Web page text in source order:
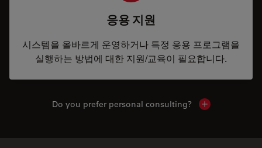
응용 지원
시스템을 올바르게 운영하거나 특정 응용 프로그램을
실행하는 방법에 대한 지원/교육이 필요합니다.
Do you prefer personal consulting? Show local